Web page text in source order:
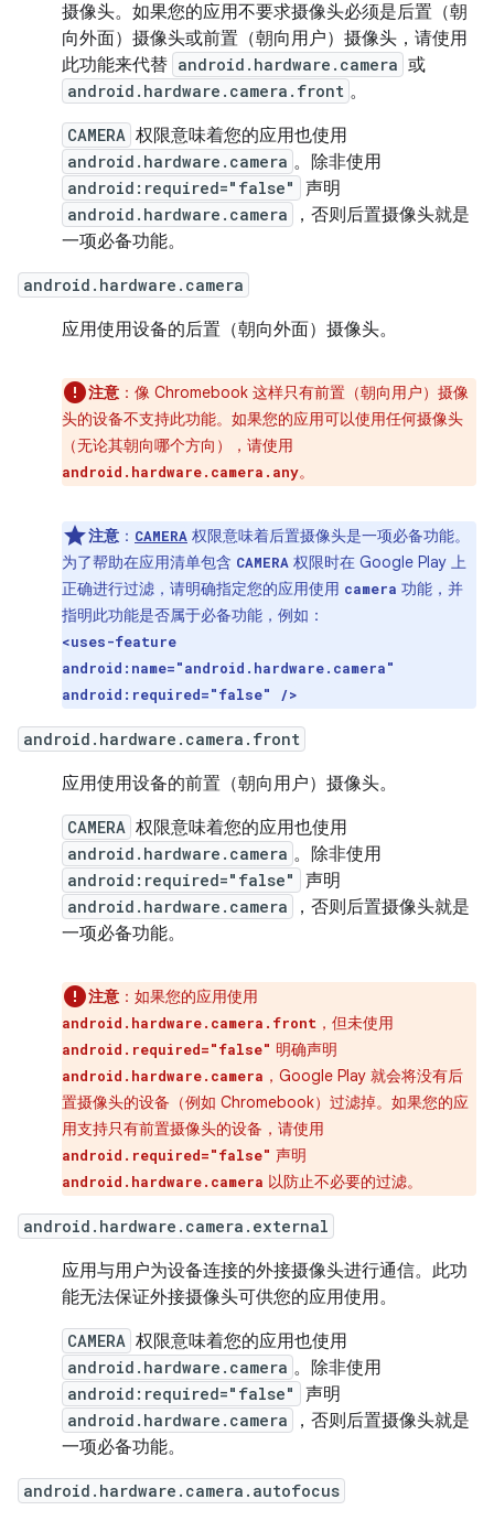
摄像头。如果您的应用不要求摄像头必须是后置（朝
向外面）摄像头或前置（朝向用户）摄像头，请使用
此功能来代替 android.hardware.camera 或
android.hardware.camera.front 。
CAMERA 权限意味着您的应用也使用
android.hardware.camera 。除非使用
android:required="false" 声明
android.hardware.camera
，否则后置摄像头就是
一项必备功能。
android.hardware.camera
应用使用设备的后置（朝向外面）摄像头。
注意 ：像 Chromebook 这样只有前置（朝向用户）摄像
头的设备不支持此功能。如果您的应用可以使用任何摄像头
（无论其朝向哪个方向），请使用
android.hardware.camera.any。
注意 ： CAMERA 权限意味着后置摄像头是一项必备功能。
为了帮助在应用清单包含 CAMERA 权限时在 Google Play 上
正确进行过滤，请明确指定您的应用使用 camera 功能，并
指明此功能是否属于必备功能，例如：
<uses-feature
android:name="android.hardware.camera"
android:required="false" />
android.hardware.camera.front
应用使用设备的前置（朝向用户）摄像头。
CAMERA 权限意味着您的应用也使用
android.hardware.camera 。除非使用
android:required="false" 声明
android.hardware.camera
，否则后置摄像头就是
一项必备功能。
注意 ：如果您的应用使用
android.hardware.camera.front ，但未使用
android.required="false" 明确声明
android.hardware.camera ，Google Play 就会将没有后
置摄像头的设备（例如 Chromebook）过滤掉。如果您的应
用支持只有前置摄像头的设备，请使用
android.required="false" 声明
android.hardware.camera 以防止不必要的过滤。
android.hardware.camera.external
应用与用户为设备连接的外接摄像头进行通信。此功
能无法保证外接摄像头可供您的应用使用。
CAMERA 权限意味着您的应用也使用
android.hardware.camera 。除非使用
android:required="false" 声明
android.hardware.camera
，否则后置摄像头就是
一项必备功能。
android.hardware.camera.autofocus